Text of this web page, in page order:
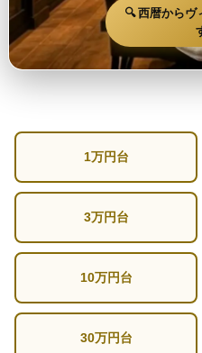
🔍 西暦からヴ
1万円台
3万円台
10万円台
30万円台